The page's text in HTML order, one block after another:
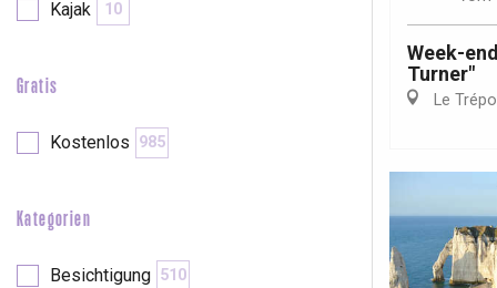
Kajak 10
Gratis
Kostenlos 985
Kategorien
Besichtigung 510
Week-
Turner"
Le